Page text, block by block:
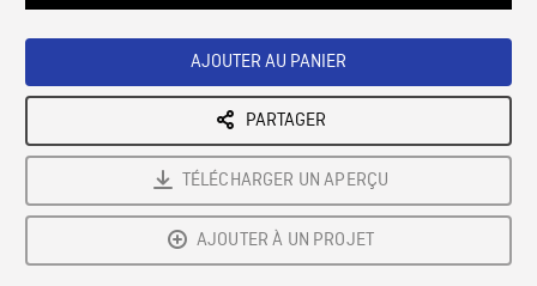
AJOUTER AU PANIER
PARTAGER
TÉLÉCHARGER UN APERÇU
AJOUTER À UN PROJET